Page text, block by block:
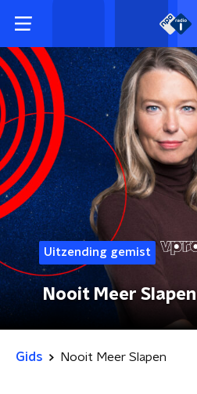
Uitzending gemist
Nooit Meer Slapen
Gids Nooit Meer Slapen